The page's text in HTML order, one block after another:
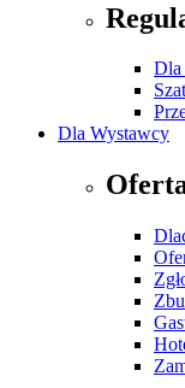
Dla
Dla Wystawcy